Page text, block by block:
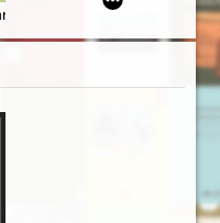
at the Main
jego powstania
Wojsku Polskim